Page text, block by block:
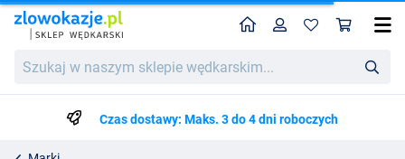
w
wędkarskim...
HomeProfil
Czas dostawy: Maks. 3 do 4 dni roboczych